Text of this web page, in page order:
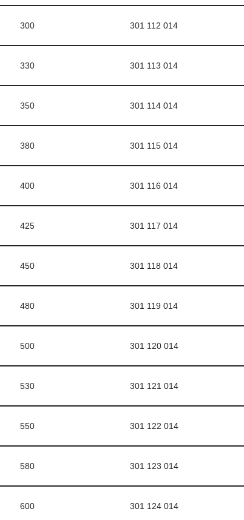
300 301 112 014
330 301 113 014
350 301 114 014
380 301 115 014
400 301 116 014
425 301 117 014
450 301 118 014
480 301 119 014
500 301 120 014
530 301 121 014
550 301 122 014
580 301 123 014
600 301 124 014